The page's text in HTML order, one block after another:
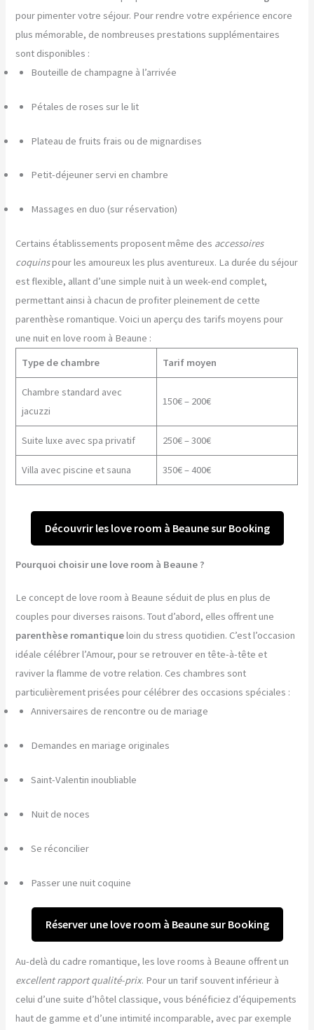
pour pimenter votre séjour. Pour rendre votre expérience encore
plus mémorable, de nombreuses prestations supplémentaires
sont disponibles :
Bouteille de champagne à l’arrivée
Pétales de roses sur le lit
Plateau de fruits frais ou de mignardises
Petit-déjeuner servi en chambre
Massages en duo (sur réservation)
Certains établissements proposent même des accessoires
coquinspour les amoureux les plus aventureux. La durée du séjour
est flexible, allant d’une simple nuit à un week-end complet,
permettant ainsi à chacun de profiter pleinement de cette
parenthèse romantique. Voici un aperçu des tarifs moyens pour
une nuit en love room à Beaune :
Type de chambre
Tarif moyen
Chambre standard avec
jacuzzi
150€ – 200€
Suite luxe avec spa privatif 250€ – 300€
Villa avec piscine et sauna 350€ – 400€
Découvrir les love room à Beaune sur Booking
Pourquoi choisir une love room à Beaune ?
Le concept de love room à Beaune séduit de plus en plus de
couples pour diverses raisons. Tout d’abord, elles offrent une
parenthèse romantiqueloin du stress quotidien. C’est l’occasion
idéale célébrer l’Amour, pour se retrouver en tête-à-tête et
raviver la flamme de votre relation. Ces chambres sont
particulièrement prisées pour célébrer des occasions spéciales :
Anniversaires de rencontre ou de mariage
Demandes en mariage originales
Saint-Valentin inoubliable
Nuit de noces
Se réconcilier
Passer une nuit coquine
Réserver une love room à Beaune sur Booking
Au-delà du cadre romantique, les love rooms à Beaune offrent un
excellent rapport qualité-prix. Pour un tarif souvent inférieur à
celui d’une suite d’hôtel classique, vous bénéficiez d’équipements
haut de gamme et d’une intimité incomparable, avec par exemple